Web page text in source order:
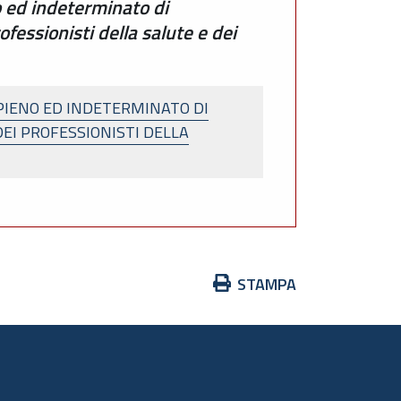
ed indeterminato di
della salute e dei
ED INDETERMINATO DI
PROFESSIONISTI DELLA
Azioni
documento
STAMPA